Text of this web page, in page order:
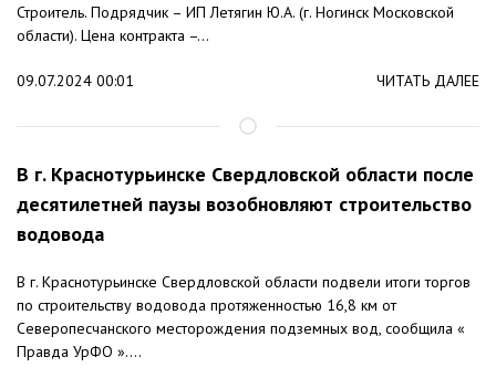
Строитель. Подрядчик – ИП Летягин Ю.А. (г. Ногинск Московской
области). Цена контракта –...
09.07.2024 00:01 ЧИТАТЬ ДАЛЕЕ
В г. Краснотурьинске Свердловской области после
десятилетней паузы возобновляют строительство
водовода
В г. Краснотурьинске Свердловской области подвели итоги торгов
по строительству водовода протяженностью 16,8 км от
Северопесчанского месторождения подземных вод, сообщила «
Правда УрФО »....